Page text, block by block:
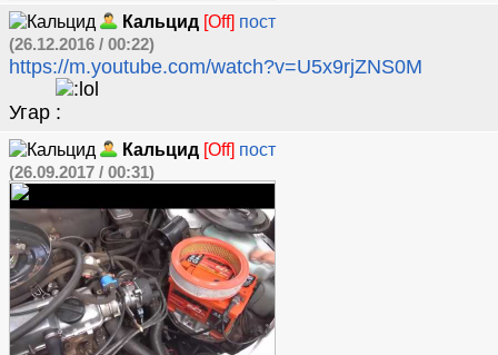
Кальцид [Off] пост
(26.12.2016 / 00:22)
https://m.youtube.com/watch?v=U5x9rjZNS0M
Угар
Кальцид [Off] пост
(26.09.2017 / 00:31)